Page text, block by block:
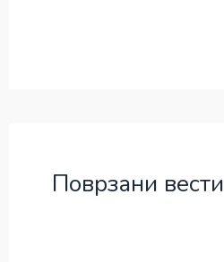
Поврзани вести